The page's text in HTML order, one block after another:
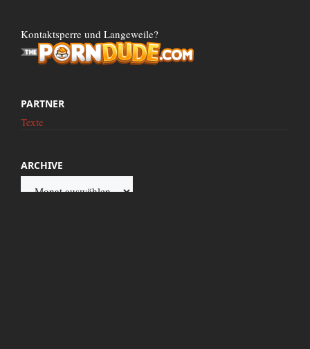
Kontaktsperre und Langeweile?
PARTNER
Texte
ARCHIVE